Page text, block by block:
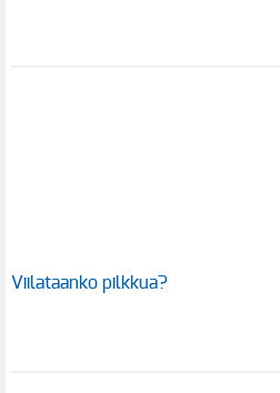
Viilataanko pilkkua?